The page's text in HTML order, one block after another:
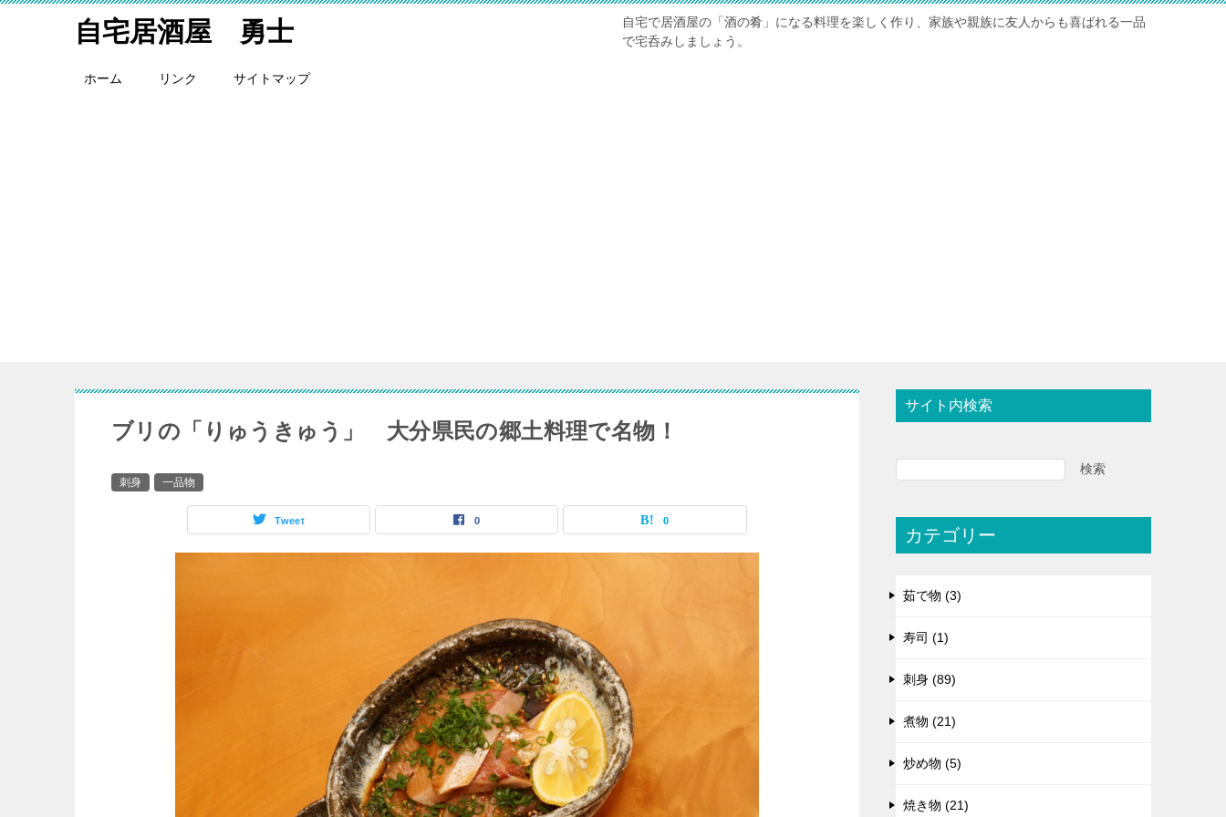
自宅居酒屋 勇士
自宅で居酒屋の「酒の肴」になる料理を楽しく作り、家族や親族に友人からも喜ばれる一品
で宅呑みしましょう。
ホーム リンク サイトマップ
ブリの「りゅうきゅう」 大分県民の郷土料理で名物！
刺身 一品物
Tweet 0 0
サイト内検索
検索
カテゴリー
茹で物 (3)
寿司 (1)
刺身 (89)
煮物 (21)
炒め物 (5)
焼き物 (21)